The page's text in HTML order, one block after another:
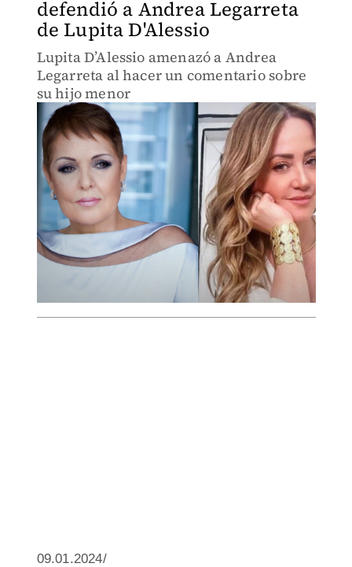
defendió a Andrea Legarreta
de Lupita D'Alessio
Lupita D’Alessio amenazó a Andrea
Legarreta al hacer un comentario sobre
su hijo menor
09.01.2024/